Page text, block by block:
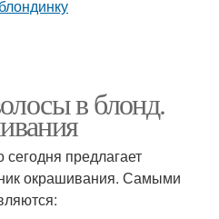
в блонд.
сегодня предлагает
окрашивания. Самыми